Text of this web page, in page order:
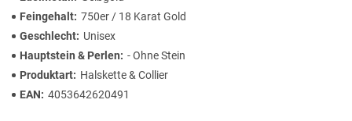
Feingehalt 750er / 18 Karat Gold
Geschlecht
Unisex
Hauptstein & Perlen
- Ohne Stein
Produktart
Halskette & Collier
EAN
4053642620491